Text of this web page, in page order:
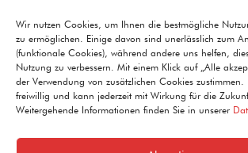
Wir nutzen Cookies, um Ihnen die bestmögliche
zu ermöglichen. Einige davon sind unerlässlich zum
(funktionale Cookies), während andere uns helfen,
Nutzung zu verbessern. Mit einem Klick auf „Alle
der Verwendung von zusätzlichen Cookies
freiwillig und kann jederzeit mit Wirkung für die
Weitergehende Informationen finden Sie in unserer
KONTAKTFORMULAR ZUR BEANTWORTUNG
ERHOBEN UND VERARBEITET WERDEN. DETAILLIERTE
INFORMATIONEN ZUM UMGANG MIT
UNSERER DATENSCHUTZERKLÄRUNG.
15 + 14=
Alternative: